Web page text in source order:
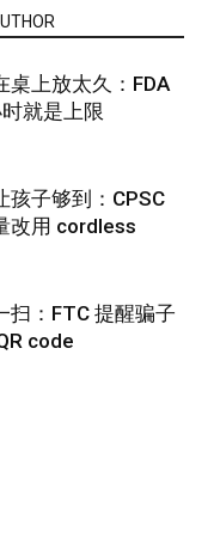
桌上放太久：FDA
就是上限
孩子够到：CPSC
改用 cordless
扫：FTC 提醒骗子
code